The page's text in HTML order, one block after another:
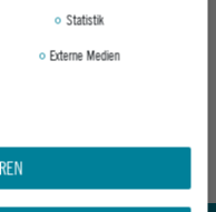
Stores
Statistik
Externe Medien